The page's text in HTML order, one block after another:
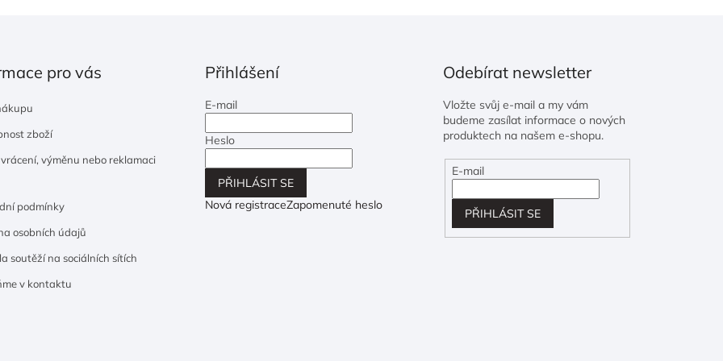
pro vás
zboží
vrácení, výměnu nebo reklamaci
podmínky
osobních údajů
soutěží na sociálních sítích
v kontaktu
Přihlášení
E-mail
Heslo
PŘIHLÁSIT SE
Nová registraceZapomenuté heslo
Odebírat newsletter
Vložte svůj e-mail a my vám
budeme zasílat informace o nových
produktech na našem e-shopu.
E-mail
PŘIHLÁSIT SE